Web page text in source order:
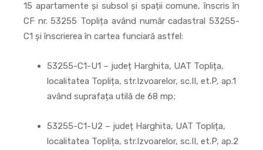
15 apartamente și subsol și spații comune, înscris în
CF nr. 53255 Toplița având număr cadastral 53255-
C1 și înscrierea în cartea funciară astfel:
53255-C1-U1 – județ Harghita, UAT Toplița,
localitatea Toplița, str.Izvoarelor, sc.II, et.P, ap.1
având suprafața utilă de 68 mp;
53255-C1-U2 – județ Harghita, UAT Toplița,
localitatea Toplița, str.Izvoarelor, sc.II, et.P, ap.2